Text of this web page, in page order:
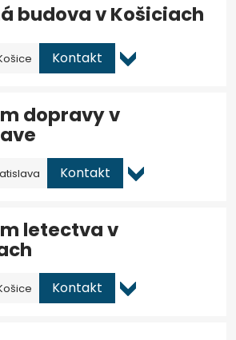
budova v Košiciach
Kontakt
dopravy v
Kontakt
letectva v
Kontakt